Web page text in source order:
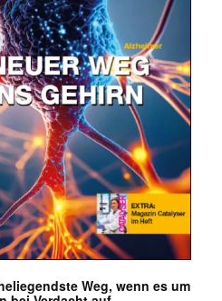
Weg, wenn es um